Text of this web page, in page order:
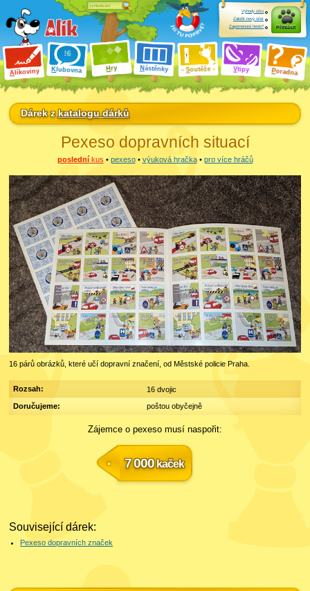
Alíkoviny Klubovna Hry Nástěnky Soutěže Vtipy Poradna
Výhody účtu
Založit nový účet
Zapomenuté heslo?
Přihlásit
Dárek zkatalogu dárků
Pexeso dopravních situací
posledníkus • pexeso• výuková hračka• pro více hráčů
16 párů obrázků, které učí dopravní značení, od Městské policie Praha.
Rozsah:
16 dvojic
Doručujeme:
poštou obyčejně
Zájemce o pexeso musí naspořit:
7 000kaček
Související dárek:
Pexeso dopravních značek